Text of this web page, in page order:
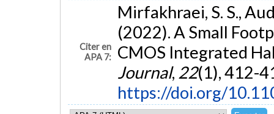
Citer en
APA 7:
Mirfakhraei, S. S.,
(2022). A Small
CMOS Integrated
Journal, 22(1), 412-
https://doi.org/